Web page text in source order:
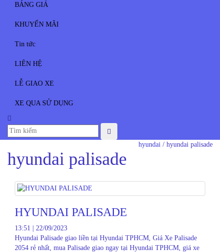
BẢNG GIÁ
KHUYẾN MÃI
Tin tức
LIÊN HỆ
LỄ GIAO XE
XE QUA SỬ DỤNG
hyundai palisade
hyundai / hyundai palisade
HYUNDAI PALISADE
13:51 | 22/09/2023
Hyundai Palisade giao liền tại Hyundai TPHCM, Giá Xe Palisade
2054 rẻ nhất, mua Palisade giao ngay tại Hyundai TPHCM, giá xe